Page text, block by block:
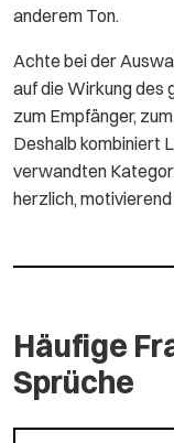
anderem Ton.
Achte bei der
auf die Wirkung des
zum Empfänger,
Deshalb kombiniert
verwandten
herzlich,
Häufige
Sprüche